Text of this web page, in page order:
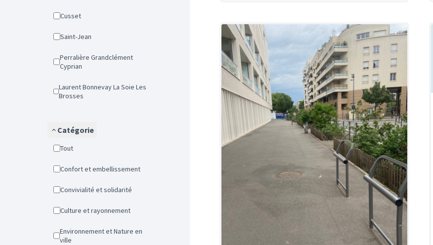
Cusset
Saint-Jean
Perralière Grandclément
Cyprian
Laurent Bonnevay La Soie Les
Brosses
Catégorie
Tout
Confort et embellissement
Convivialité et solidarité
Culture et rayonnement
Environnement et Nature en
ville